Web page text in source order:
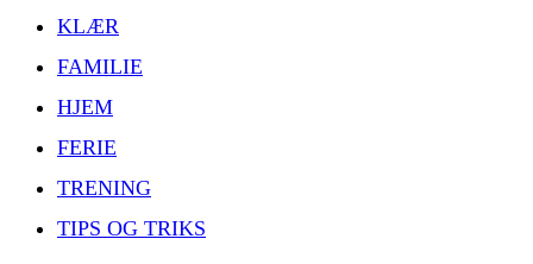
KLÆR
FAMILIE
HJEM
FERIE
TRENING
TIPS OG TRIKS